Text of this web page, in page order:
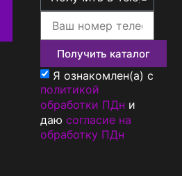
Получить каталог
Я ознакомлен(а) с
политикой
обработки ПДн и
даю согласие на
обработку ПДн